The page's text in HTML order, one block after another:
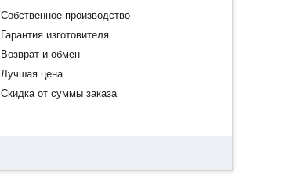
Собственное производство
Гарантия изготовителя
Возврат и обмен
Лучшая цена
Скидка от суммы заказа